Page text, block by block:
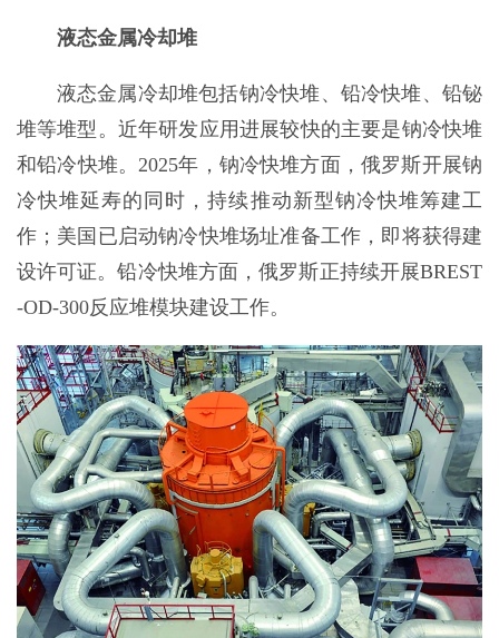
液态金属冷却堆
液态金属冷却堆包括钠冷快堆、铅冷快堆、铅铋
堆等堆型。近年研发应用进展较快的主要是钠冷快堆
和铅冷快堆。2025年，钠冷快堆方面，俄罗斯开展钠
冷快堆延寿的同时，持续推动新型钠冷快堆筹建工
作；美国已启动钠冷快堆场址准备工作，即将获得建
设许可证。铅冷快堆方面，俄罗斯正持续开展BREST
-OD-300反应堆模块建设工作。